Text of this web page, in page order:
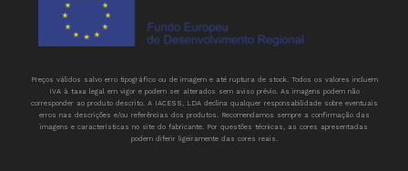
Preços válidos salvo erro tipográfico ou de imagem e até ruptura de stock. Todos os valores incluem
IVA à taxa legal em vigor e podem ser alterados sem aviso prévio. As imagens podem não
corresponder ao produto descrito. A IACESS, LDA declina qualquer responsabilidade sobre eventuais
erros nas descrições e/ou referências dos produtos. Recomendamos sempre a confirmação das
imagens e características no site do fabricante. Por questões técnicas, as cores apresentadas
podem diferir ligeiramente das cores reais.